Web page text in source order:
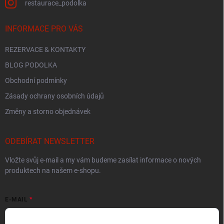
restaurace_podolka
INFORMACE PRO VÁS
REZERVACE & KONTAKTY
BLOG PODOLKA
Obchodní podmínky
Zásady ochrany osobních údajů
Změny a storno objednávek
ODEBÍRAT NEWSLETTER
Vložte svůj e-mail a my vám budeme zasílat informace o nových
produktech na našem e-shopu.
E-MAIL